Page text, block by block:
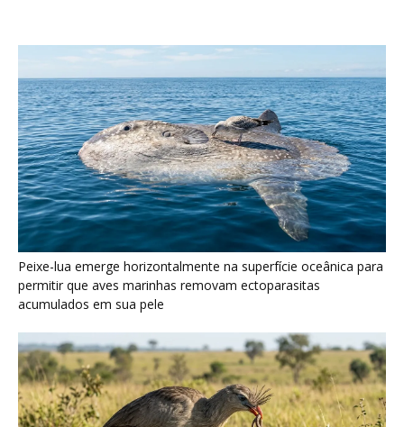
Peixe-lua emerge horizontalmente na superfície oceânica para
permitir que aves marinhas removam ectoparasitas
acumulados em sua pele